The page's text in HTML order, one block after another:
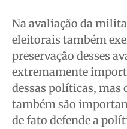
Na avaliação da
eleitorais também
preservação desses
extremamente
dessas políticas, mas
também são
de fato defende a